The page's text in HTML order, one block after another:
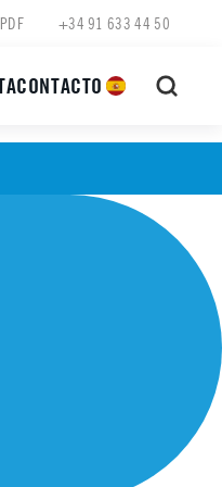
+34 91 633 44 50
CONTACTO